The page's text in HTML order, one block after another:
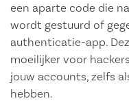
een aparte code die
wordt gestuurd of
authenticatie-app.
moeilijker voor
jouw accounts, zelfs
hebben.